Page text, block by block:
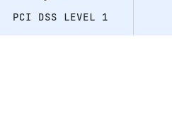
PCI DSS LEVEL 1